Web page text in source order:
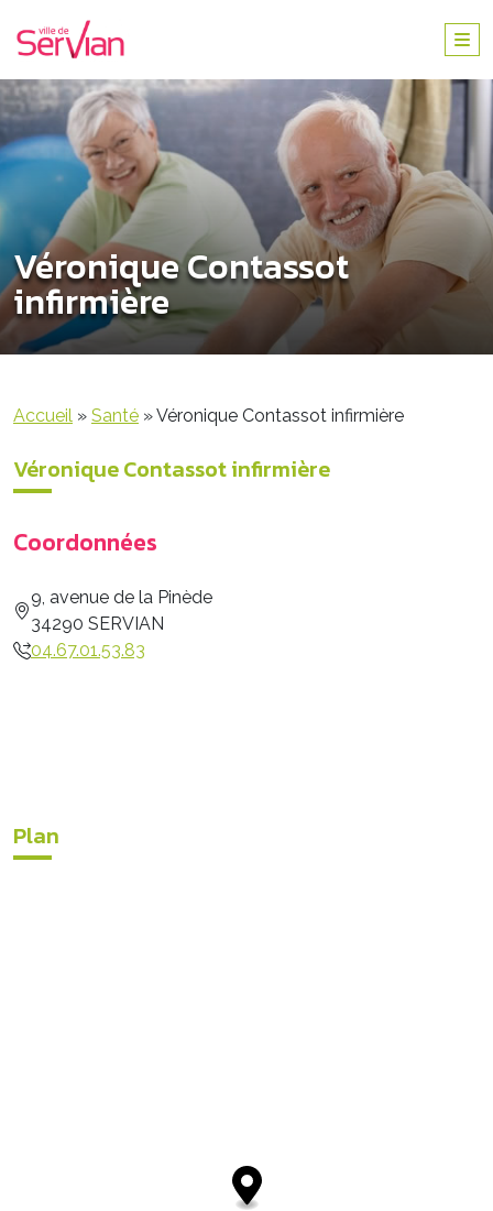
Véronique Contassot
infirmière
Accueil » Santé »Véronique Contassot infirmière
Véronique Contassot infirmière
Coordonnées
9, avenue de la Pinède
34290 SERVIAN
04.67.01.53.83
Plan